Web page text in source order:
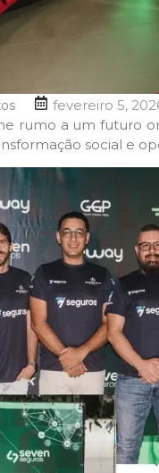
fevereiro 5,
rumo a um futuro
social e